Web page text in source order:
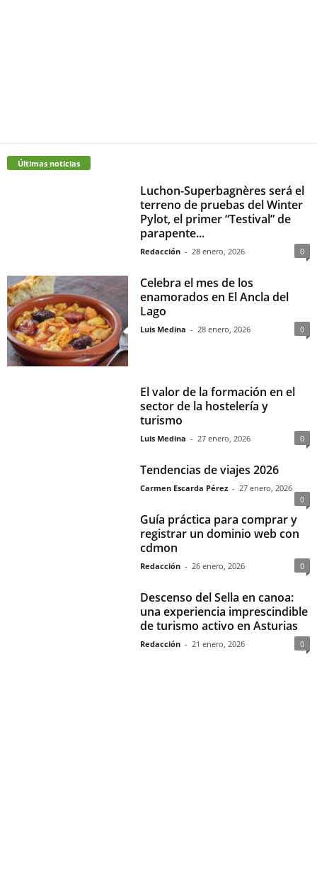
Últimas noticias
Luchon-Superbagnères será el
terreno de pruebas del Winter
Pylot, el primer “Testival” de
parapente...
Redacción - 28 enero, 2026 0
Celebra el mes de los
enamorados en El Ancla del
Lago
Luis Medina - 28 enero, 2026 0
El valor de la formación en el
sector de la hostelería y
turismo
Luis Medina - 27 enero, 2026 0
Tendencias de viajes 2026
Carmen Escarda Pérez - 27 enero, 2026
0
Guía práctica para comprar y
registrar un dominio web con
cdmon
Redacción - 26 enero, 2026 0
Descenso del Sella en canoa:
una experiencia imprescindible
de turismo activo en Asturias
Redacción - 21 enero, 2026 0